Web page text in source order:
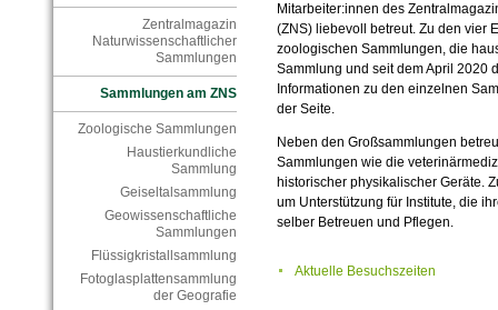
Zentralmagazin
Naturwissenschaftlicher
Sammlungen
Sammlungen am ZNS
Zoologische Sammlungen
Haustierkundliche
Sammlung
Geiseltalsammlung
Geowissenschaftliche
Sammlungen
Flüssigkristallsammlung
Fotoglasplattensammlung
der Geografie
Mitarbeiter:innen des
(ZNS) liebevoll betreut. Zu den vier
zoologischen Sammlungen, die
Sammlung und seit dem April 2020
Informationen zu den einzelnen
der Seite.
Neben den Großsammlungen
Sammlungen wie die
historischer physikalischer Geräte.
um Unterstützung für Institute, die
selber Betreuen und Pflegen.
Aktuelle Besuchszeiten